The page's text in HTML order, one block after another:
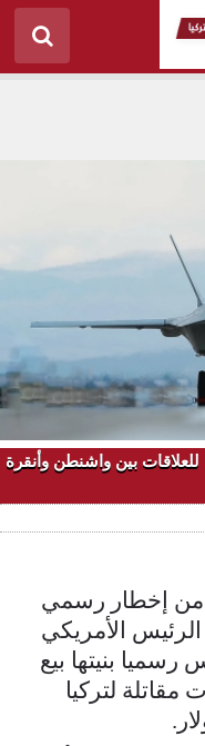
بين واشنطن وأنقرة
من إخطار رسمي
الأمريكي
بنيتها بيع
لتركيا